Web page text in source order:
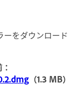
ーをダウンロード
（1.3 MB）